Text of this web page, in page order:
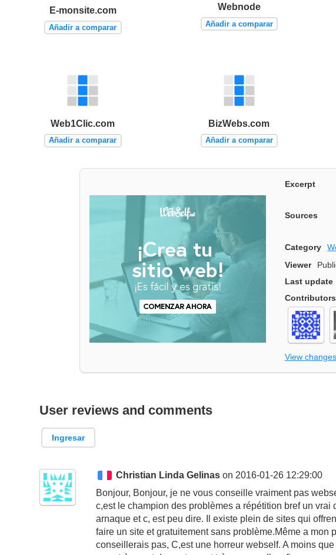
E-monsite.com
Añadir a comparar
Webnode
Añadir a comparar
Web1Clic.com
Añadir a comparar
BizWebs.com
Añadir a comparar
Excerpt
Sources
Category
Viewer
Last update
Contributors
View changes
User reviews and comments
Ingresar
Christian Linda Gelinas on 2016-01-26 12:29:00
Bonjour, Bonjour, je ne vous conseille vraiment pas
c,est le champion des problèmes a répétition bref un vrai
arnaque et c, est peu dire. Il existe plein de sites qui
faire un site et gratuitement sans problème.Même a mon
conseillerais pas, C,est une horreur webself. A moins